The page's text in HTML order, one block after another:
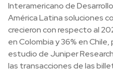
Interamericano de
América Latina soluciones
crecieron con respecto al
en Colombia y 36% en
estudio de Juniper
las transacciones de las